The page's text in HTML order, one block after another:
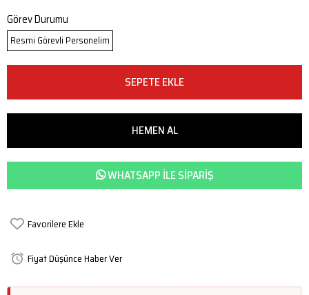
Görev Durumu
Resmi Görevli Personelim
WHATSAPP ILE SIPARIŞ
Favorilere Ekle
Fiyat Düşünce Haber Ver